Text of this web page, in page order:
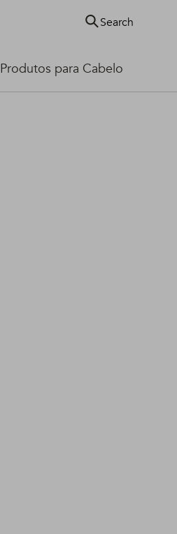
Produtos para Cabelo
Search